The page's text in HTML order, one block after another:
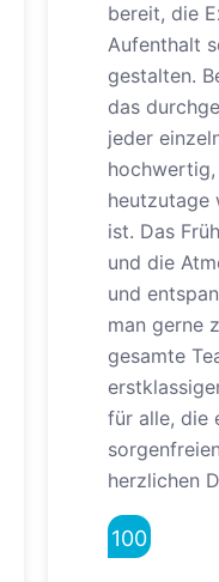
bereit, die
Aufenthalt
gestalten.
das
jeder
heutzutage
ist. Das
und die
und
man gerne
gesamte
für alle, die
herzlichen
100